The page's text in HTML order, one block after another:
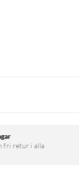
fri retur i alla